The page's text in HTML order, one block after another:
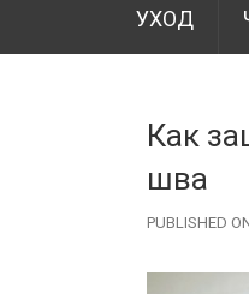
УХОД
Как
шва
PUBLISHED